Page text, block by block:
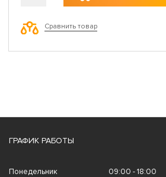
Сравнить товар
ГРАФИК РАБОТЫ
Понедельник 09:00 - 18:00